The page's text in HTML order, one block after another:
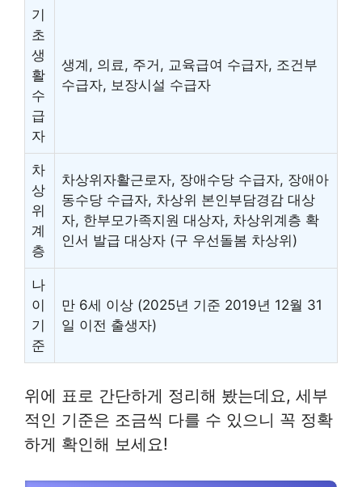
기
초
생
활
수
급
자
생계, 의료, 주거, 교육급여 수급자, 조건부
수급자, 보장시설 수급자
차
상
위
계
층
차상위자활근로자, 장애수당 수급자, 장애아
동수당 수급자, 차상위 본인부담경감 대상
자, 한부모가족지원 대상자, 차상위계층 확
인서 발급 대상자 (구 우선돌봄 차상위)
나
이
기
준
만 6세 이상 (2025년 기준 2019년 12월 31
일 이전 출생자)
위에 표로 간단하게 정리해 봤는데요, 세부
적인 기준은 조금씩 다를 수 있으니 꼭 정확
하게 확인해 보세요!